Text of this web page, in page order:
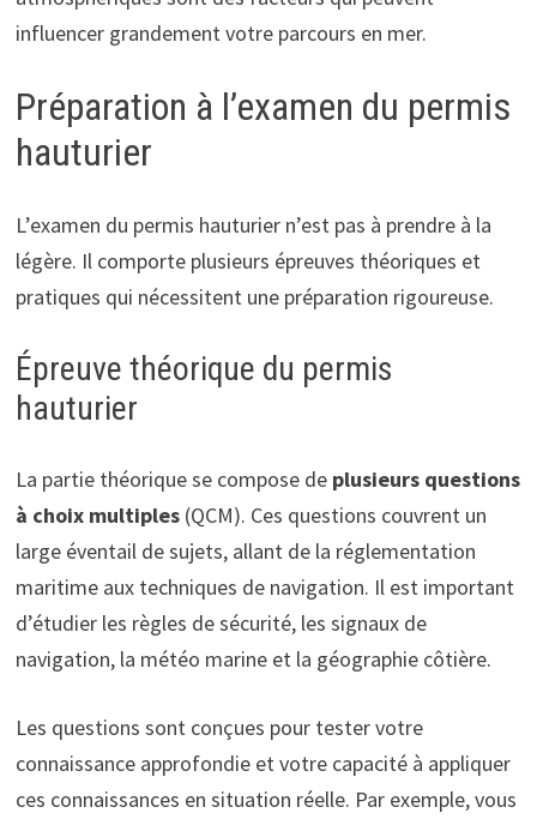
influencer grandement votre parcours en mer.
Préparation à l’examen du permis
hauturier
L’examen du permis hauturier n’est pas à prendre à la
légère. Il comporte plusieurs épreuves théoriques et
pratiques qui nécessitent une préparation rigoureuse.
Épreuve théorique du permis
hauturier
La partie théorique se compose de plusieurs questions
à choix multiples(QCM). Ces questions couvrent un
large éventail de sujets, allant de la réglementation
maritime aux techniques de navigation. Il est important
d’étudier les règles de sécurité, les signaux de
navigation, la météo marine et la géographie côtière.
Les questions sont conçues pour tester votre
connaissance approfondie et votre capacité à appliquer
ces connaissances en situation réelle. Par exemple, vous